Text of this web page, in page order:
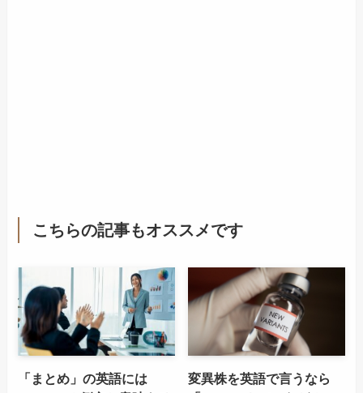
こちらの記事もオススメです
「まとめ」の英語には
変異株を英語で言うなら